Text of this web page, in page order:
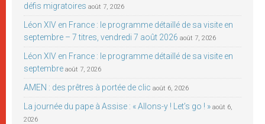
défis migratoires août 7, 2026
Léon XIV en France : le programme détaillé de sa visite en
septembre – 7 titres, vendredi 7 août 2026 août 7, 2026
Léon XIV en France : le programme détaillé de sa visite en
septembre août 7, 2026
AMEN : des prêtres à portée de clic août 6, 2026
La journée du pape à Assise : « Allons-y ! Let’s go ! » août 6,
2026